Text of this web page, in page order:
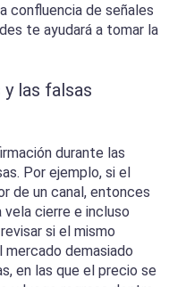
confluencia de señales
te ayudará a tomar la
las falsas
durante las
Por ejemplo, si el
de un canal, entonces
cierre e incluso
si el mismo
mercado demasiado
en las que el precio se